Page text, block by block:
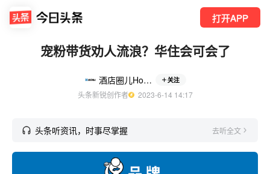
打开APP
宠粉带货劝人流浪？华住会可会了
酒店圈儿Hotelers 关注
头条新锐创作者
  2023-6-14 14:17
头条听资讯，时事尽掌握 去听全文